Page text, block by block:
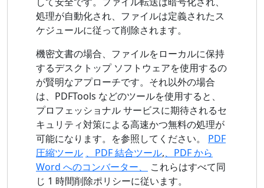
処理が自動化され、ファイルは定義されたス
ケジュールに従って削除されます。
機密文書の場合、ファイルをローカルに保持
するデスクトップ ソフトウェアを使用するの
が賢明なアプローチです。それ以外の場合
は、PDFTools などのツールを使用すると、
プロフェッショナル サービスに期待されるセ
キュリティ対策による高速かつ無料の処理が
可能になります。を参照してください。 PDF
圧縮ツール 、PDF 結合ツール,、PDF から
Word へのコンバーター、
これらはすべて同
じ 1 時間削除ポリシーに従います。